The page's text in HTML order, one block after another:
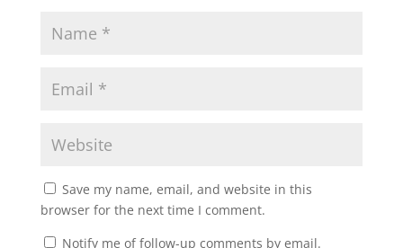
Save my name, email, and website in this
browser for the next time I comment.
Notify me of follow-up comments by email.